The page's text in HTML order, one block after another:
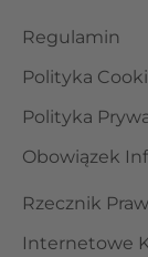
Regulamin
Polityka
Polityka
Obowiązek
Rzecznik
Internetowe